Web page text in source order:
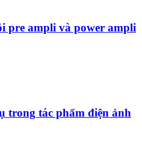
pre ampli và power ampli
trong tác phẩm điện ảnh